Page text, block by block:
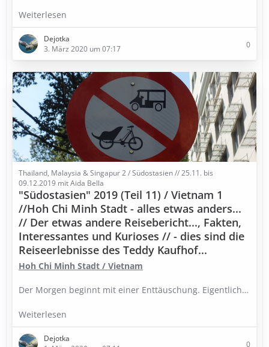
Weiterlesen
Dejotka
3. März 2020 um 07:17
0
Thailand, Malaysia & Singapur 2 / Südostasien // 25.11. bis
09.12.2019 mit Aida Bella
"Südostasien" 2019 (Teil 11) / Vietnam 1
//Hoh Chi Minh Stadt - alles etwas anders...
// Der etwas andere Reisebericht..., Fakten,
Interessantes und Kurioses // - dies sind die
Reiseerlebnisse des Teddy Kaufhof...
Hoh Chi Minh Stadt / Vietnam
Der Morgen beginnt mit einer Enttäuschung. Eigentlich…
Weiterlesen
Dejotka
0